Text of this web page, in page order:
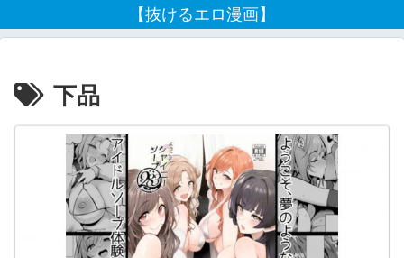
【抜けるエロ漫画】
下品